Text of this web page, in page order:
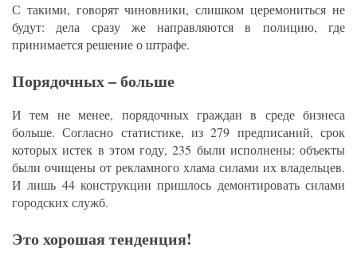
С такими, говорят чиновники, слишком церемониться не
будут: дела сразу же направляются в полицию, где
принимается решение о штрафе.
Порядочных – больше
И тем не менее, порядочных граждан в среде бизнеса
больше. Согласно статистике, из 279 предписаний, срок
которых истек в этом году, 235 были исполнены: объекты
были очищены от рекламного хлама силами их владельцев.
И лишь 44 конструкции пришлось демонтировать силами
городских служб.
Это хорошая тенденция!